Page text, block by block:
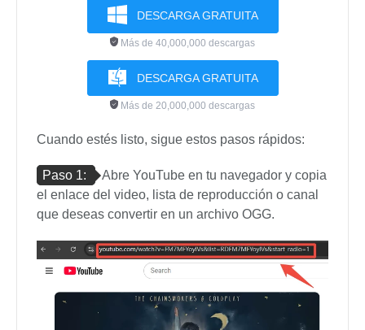
DESCARGA GRATUITA
Más de 40,000,000 descargas
DESCARGA GRATUITA
Más de 20,000,000 descargas
Cuando estés listo, sigue estos pasos rápidos:
Paso 1:
Abre YouTube en tu navegador y copia
el enlace del video, lista de reproducción o canal
que deseas convertir en un archivo OGG.